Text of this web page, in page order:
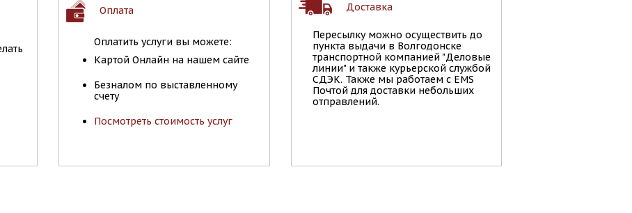
Оплата
Оплатить услуги вы можете:
Картой Онлайн на нашем сайте
Безналом по выставленному
счету
Посмотреть стоимость услуг
Доставка
Пересылку можно осуществить до
пункта выдачи в Волгодонске
транспортной компанией "Деловые
линии" и также курьерской службой
СДЭК. Также мы работаем с EMS
Почтой для доставки небольших
отправлений.